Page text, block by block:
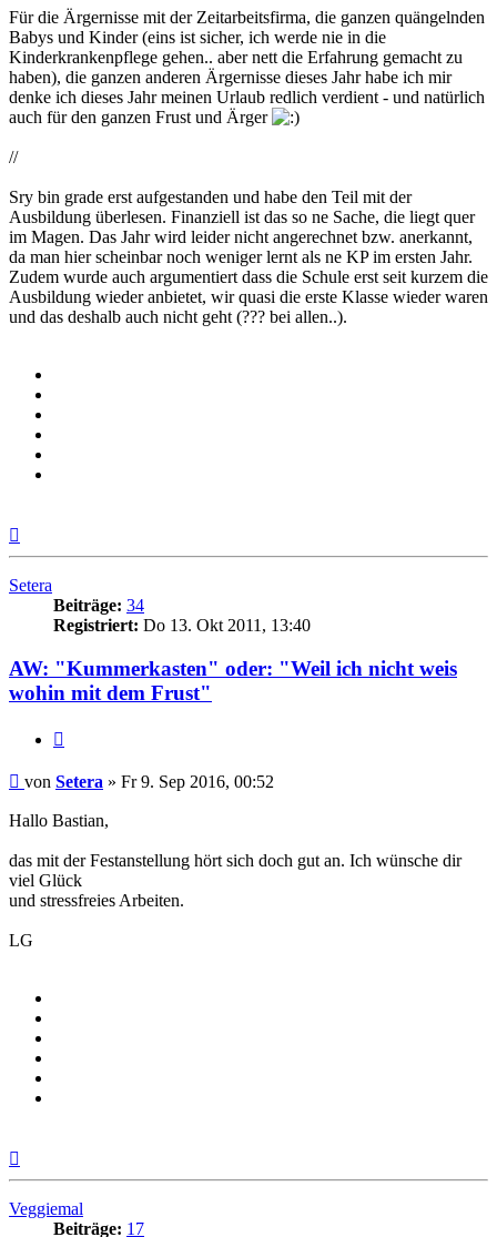
Für die Ärgernisse mit der Zeitarbeitsfirma, die ganzen quängelnden
Babys und Kinder (eins ist sicher, ich werde nie in die
Kinderkrankenpflege gehen.. aber nett die Erfahrung gemacht zu
haben), die ganzen anderen Ärgernisse dieses Jahr habe ich mir
denke ich dieses Jahr meinen Urlaub redlich verdient - und natürlich
auch für den ganzen Frust und Ärger
//
Sry bin grade erst aufgestanden und habe den Teil mit der
Ausbildung überlesen. Finanziell ist das so ne Sache, die liegt quer
im Magen. Das Jahr wird leider nicht angerechnet bzw. anerkannt,
da man hier scheinbar noch weniger lernt als ne KP im ersten Jahr.
Zudem wurde auch argumentiert dass die Schule erst seit kurzem die
Ausbildung wieder anbietet, wir quasi die erste Klasse wieder waren
und das deshalb auch nicht geht (??? bei allen..).
Setera
Beiträge: 34
Registriert: Do 13. Okt 2011, 13:40
AW: "Kummerkasten" oder: "Weil ich nicht weis
wohin mit dem Frust"
Beitrag
von Setera » Fr 9. Sep 2016, 00:52
Hallo Bastian,
das mit der Festanstellung hört sich doch gut an. Ich wünsche dir
viel Glück
und stressfreies Arbeiten.
LG
Veggiemal
Beiträge: 17